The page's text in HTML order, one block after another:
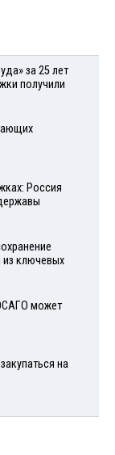
за 25 лет
получили
Россия
из ключевых
может
на